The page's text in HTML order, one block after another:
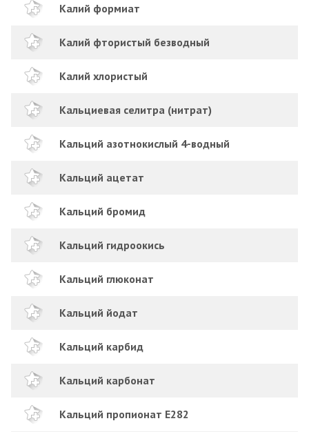
Калий формиат
Калий фтористый безводный
Калий хлористый
Кальциевая селитра (нитрат)
Кальций азотнокислый 4-водный
Кальций ацетат
Кальций бромид
Кальций гидроокись
Кальций глюконат
Кальций йодат
Кальций карбид
Кальций карбонат
Кальций пропионат Е282